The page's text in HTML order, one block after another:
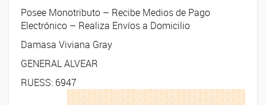
Posee Monotributo – Recibe Medios de Pago
Electrónico – Realiza Envíos a Domicilio
Damasa Viviana Gray
GENERAL ALVEAR
RUESS: 6947